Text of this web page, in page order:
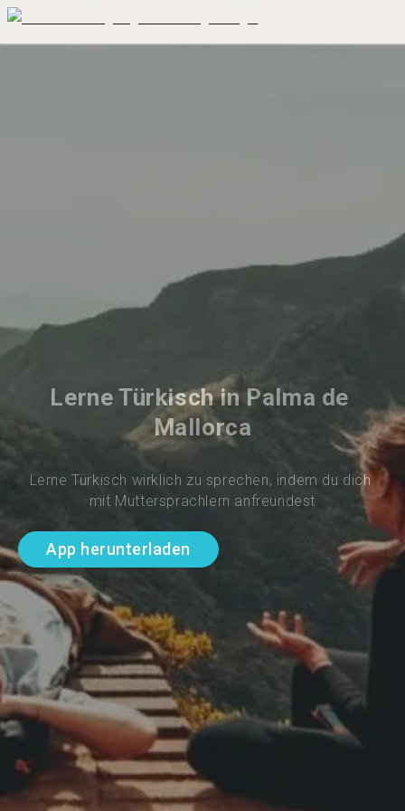
Lerne Türkisch in Palma de
Mallorca
Lerne Türkisch wirklich zu sprechen, indem du dich
mit Muttersprachlern anfreundest
App herunterladen